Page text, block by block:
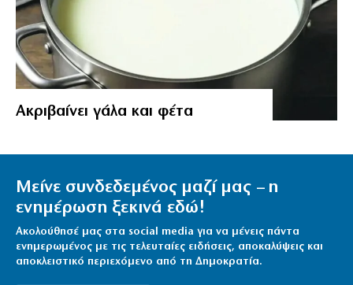
Aκριβαίνει γάλα και φέτα
Μείνε συνδεδεμένος μαζί μας – η
ενημέρωση ξεκινά εδώ!
Ακολούθησέ μας στα social media για να μένεις πάντα
ενημερωμένος με τις τελευταίες ειδήσεις, αποκαλύψεις και
αποκλειστικό περιεχόμενο από τη Δημοκρατία.